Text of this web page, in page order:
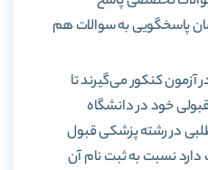
پاسخگویی به سوالات هم
آزمون کنکور می‌گیرند تا
خود در دانشگاه
در رشته پزشکی قبول
نسبت به ثبت نام آن